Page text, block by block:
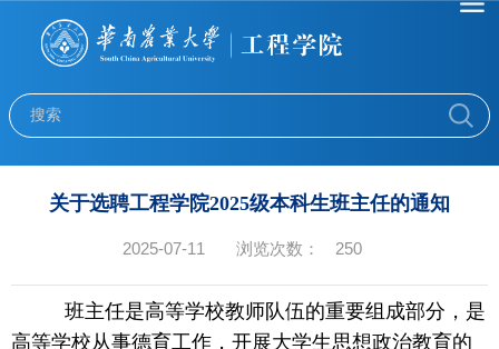
关于选聘工程学院2025级本科生班主任的通知
2025-07-11 浏览次数： 250
班主任是高等学校教师队伍的重要组成部分，是
高等学校从事德育工作，开展大学生思想政治教育的